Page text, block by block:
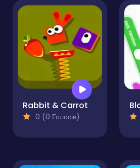
Rabbit & Carrot
0 (0 Голосів)